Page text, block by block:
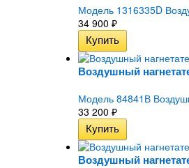
Модель 1316335D
34 900 ₽
Воздушный
Модель 84841В
33 200 ₽
Воздушный